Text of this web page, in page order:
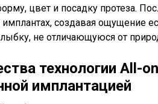
цвет и посадку протеза.
имплантах, создавая ощущение
не отличающуюся от
технологии All-
имплантацией